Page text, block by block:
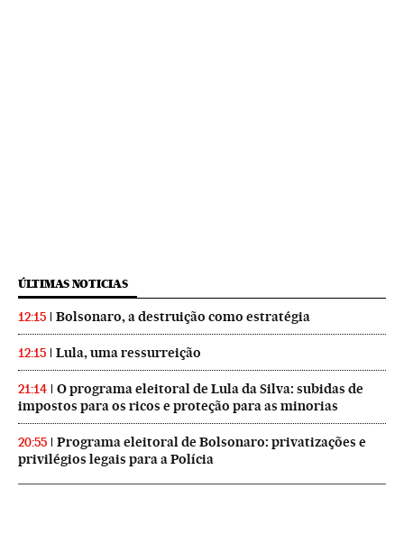
ÚLTIMAS NOTICIAS
12:15 Bolsonaro, a destruição como estratégia
12:15 Lula, uma ressurreição
21:14
O programa eleitoral de Lula da Silva: subidas de
impostos para os ricos e proteção para as minorias
20:55
Programa eleitoral de Bolsonaro: privatizações e
privilégios legais para a Polícia